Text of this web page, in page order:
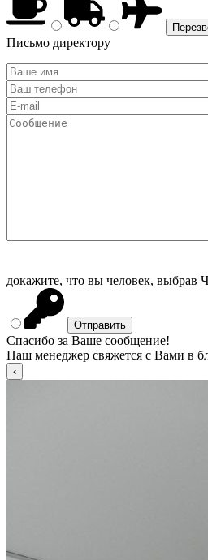
Письмо директору
докажите, что вы человек, выбрав
Спасибо за Ваше сообщение!
Наш менеджер свяжется с Вами в